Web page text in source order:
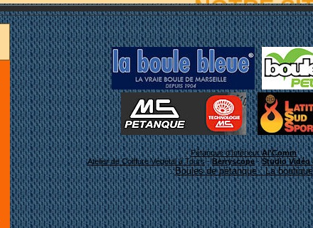
Bon
Et plein de résultats
-Pétanque d'IntérieurAl'Comm
Atelier de Coiffure Végétal à Tours-Berryscope-Studio Vidéo
::Boules de pétanque : La boutique